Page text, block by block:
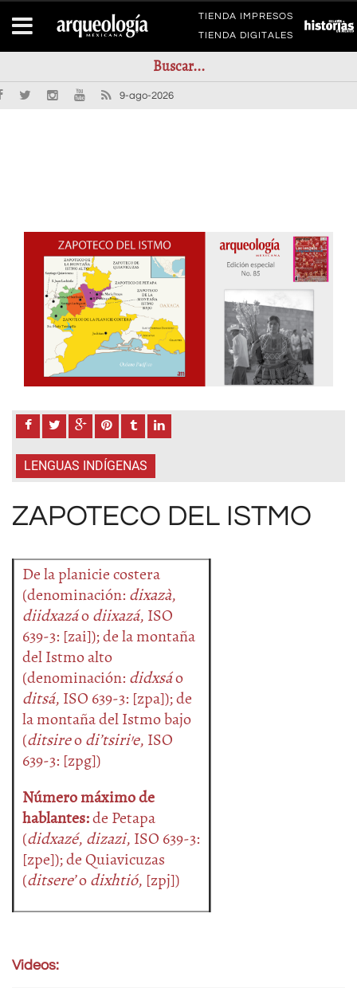
TIENDA IMPRESOS
TIENDA DIGITALES
9-ago-2026
LENGUAS INDÍGENAS
ZAPOTECO DEL ISTMO
De la planicie costera
(denominación: dixazà,
diidxazáodiixazá, ISO
639-3: [zai]); de la montaña
del Istmo alto
(denominación: didxsáo
ditsá, ISO 639-3: [zpa]); de
la montaña del Istmo bajo
(ditsireodi’tsiri’e, ISO
639-3: [zpg])
Número máximo de
hablantes:de Petapa
(didxazé, dizazi, ISO 639-3:
[zpe]); de Quiavicuzas
(ditsere’odixhtió, [zpj])
Videos: